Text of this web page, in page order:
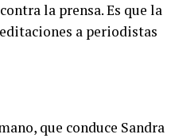
la prensa. Es que la
a periodistas
que conduce Sandra